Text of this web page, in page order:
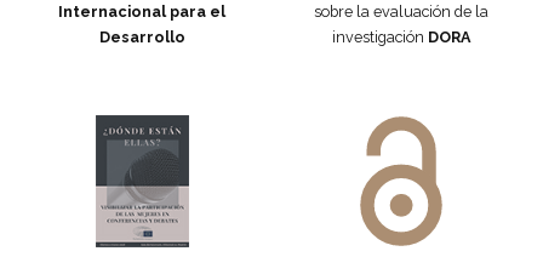
Internacional para el
Desarrollo
sobre la evaluación de la
investigación DORA